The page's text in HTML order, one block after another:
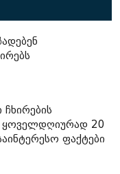
ჩხირების
ყოველდღიურად 20
ფაქტები